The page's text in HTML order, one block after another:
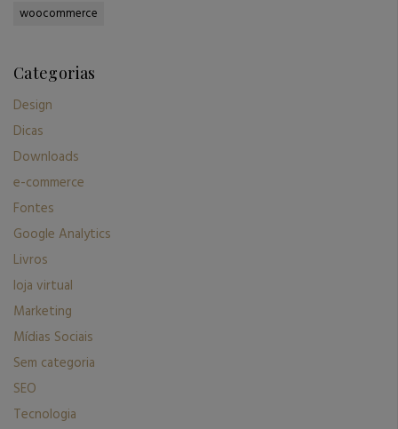
woocommerce
Categorias
Design
Dicas
Downloads
e-commerce
Fontes
Google Analytics
Livros
loja virtual
Marketing
Mídias Sociais
Sem categoria
SEO
Tecnologia